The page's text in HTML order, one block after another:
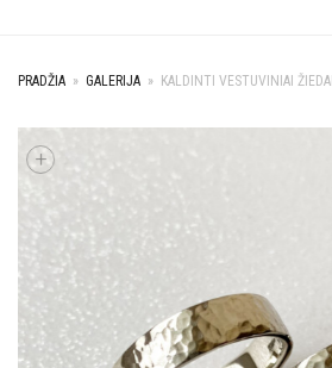
PRADŽIA » GALERIJA » KALDINTI VESTUVINIAI ŽIEDAI
+